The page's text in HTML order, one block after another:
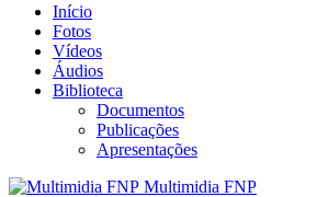
Início
Fotos
Vídeos
Áudios
Biblioteca
Documentos
Publicações
Apresentações
Multimidia FNP